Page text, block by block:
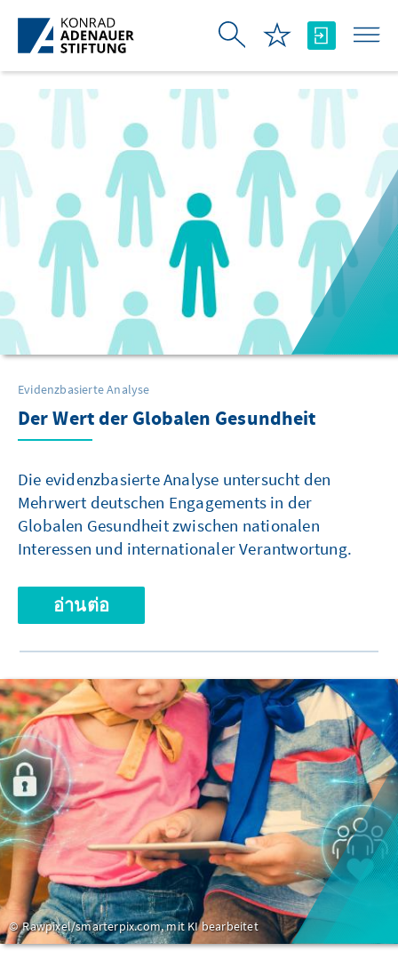
Skip to Main Content
Evidenzbasierte Analyse
Der Wert der Globalen Gesundheit
Die evidenzbasierte Analyse untersucht den
Mehrwert deutschen Engagements in der
Globalen Gesundheit zwischen nationalen
Interessen und internationaler Verantwortung.
อ่านต่อ
Rawpixel/smarterpix.com, mit KI bearbeitet